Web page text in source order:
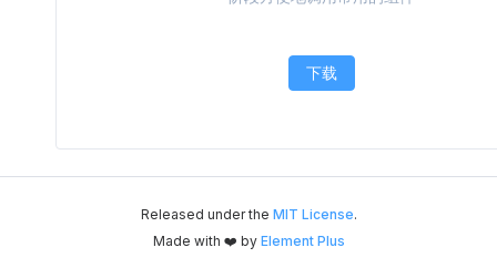
下载
Released under the MIT License.
Made with ❤️ by Element Plus